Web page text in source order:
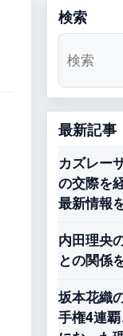
検索
最新記事
カズレー
の交際を
最新情報
内田理央
との関係
坂本花織
手権4連